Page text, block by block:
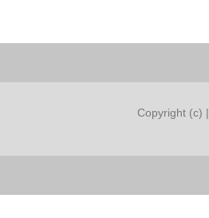
Copyright (c) |